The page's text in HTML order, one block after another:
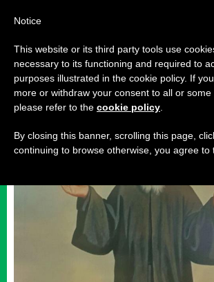
حياة روحيةوصلاة ,قديسون وطوباويون
Notice
This website or its third party tools use
necessary to its functioning and required to
purposes illustrated in the cookie policy. If
more or withdraw your consent to all or some
please refer to the cookie policy
By closing this banner, scrolling this page,
continuing to browse otherwise, you agree to